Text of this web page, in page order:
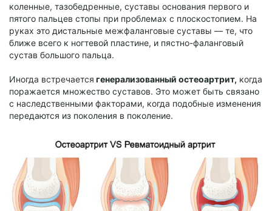
коленные, тазобедренные, суставы основания первого и
пятого пальцев стопы при проблемах с плоскостопием. На
руках это дистальные межфаланговые суставы — те, что
ближе всего к ногтевой пластине, и пястно-фаланговый
сустав большого пальца.
Иногда встречается генерализованный остеоартрит, когда
поражается множество суставов. Это может быть связано
с наследственными факторами, когда подобные изменения
передаются из поколения в поколение.